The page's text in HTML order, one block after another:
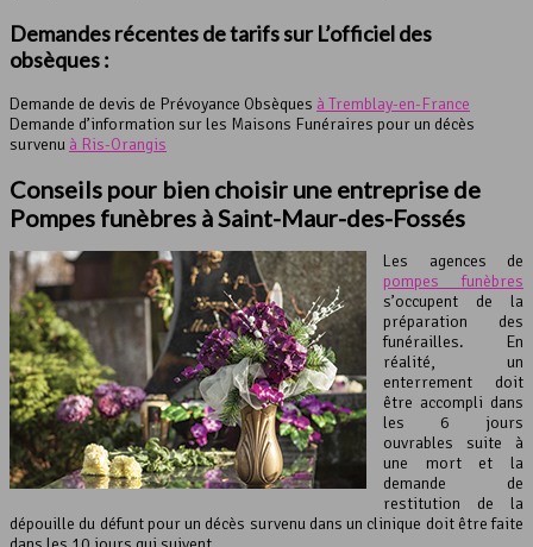
Demandes récentes de tarifs sur L’officiel des
obsèques :
Demande de devis de Prévoyance Obsèques à Tremblay-en-France
Demande d’information sur les Maisons Funéraires pour un décès
survenu à Ris-Orangis
Conseils pour bien choisir une entreprise de
Pompes funèbres à Saint-Maur-des-Fossés
Les agences de
pompes funèbres
s’occupent de la
préparation des
funérailles. En
réalité, un
enterrement doit
être accompli dans
les 6 jours
ouvrables suite à
une mort et la
demande de
restitution de la
dépouille du défunt pour un décès survenu dans un clinique doit être faite